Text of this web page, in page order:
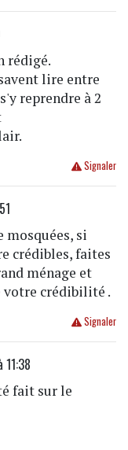
rédigé.
lire entre
reprendre à 2
Signaler
mosquées, si
crédibles, faites
ménage et
votre crédibilité .
Signaler
fait sur le